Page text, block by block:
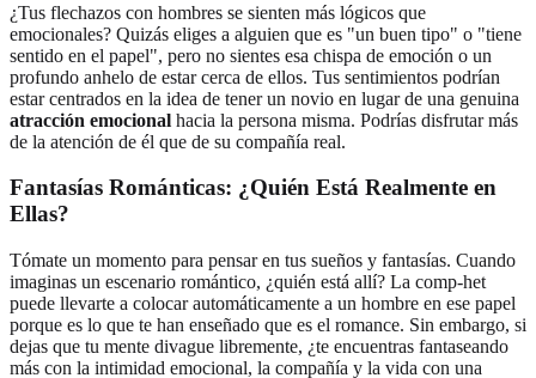
¿Tus flechazos con hombres se sienten más lógicos que
emocionales? Quizás eliges a alguien que es "un buen tipo" o "tiene
sentido en el papel", pero no sientes esa chispa de emoción o un
profundo anhelo de estar cerca de ellos. Tus sentimientos podrían
estar centrados en la idea de tener un novio en lugar de una genuina
atracción emocional hacia la persona misma. Podrías disfrutar más
de la atención de él que de su compañía real.
Fantasías Románticas: ¿Quién Está Realmente en
Ellas?
Tómate un momento para pensar en tus sueños y fantasías. Cuando
imaginas un escenario romántico, ¿quién está allí? La comp-het
puede llevarte a colocar automáticamente a un hombre en ese papel
porque es lo que te han enseñado que es el romance. Sin embargo, si
dejas que tu mente divague libremente, ¿te encuentras fantaseando
más con la intimidad emocional, la compañía y la vida con una